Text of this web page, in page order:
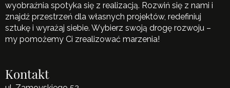
wyobraźnia spotyka się z realizacją. Rozwiń się z nami i
znajdź przestrzeń dla własnych projektów, redefiniuj
sztukę i wyrażaj siebie. Wybierz swoją drogę rozwoju –
my pomożemy Ci zrealizować marzenia!
Kontakt